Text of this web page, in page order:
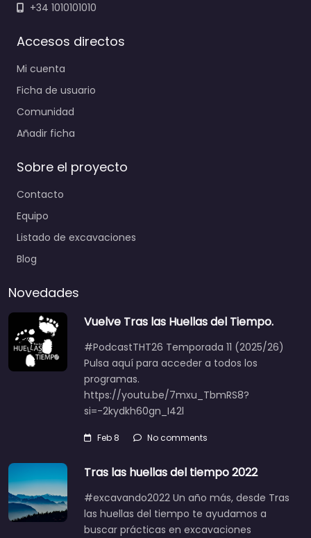
+34 1010101010
Accesos directos
Mi cuenta
Ficha de usuario
Comunidad
Añadir ficha
Sobre el proyecto
Contacto
Equipo
Listado de excavaciones
Blog
Novedades
Vuelve Tras las Huellas del Tiempo.
#PodcastTHT26 Temporada 11 (2025/26)
Pulsa aquí para acceder a todos los
programas.
https://youtu.be/7mxu_TbmRS8?
si=-2kydkh60gn_I42l
Feb 8 No comments
Tras las huellas del tiempo 2022
#excavando2022 Un año más, desde Tras
las huellas del tiempo te ayudamos a
buscar prácticas en excavaciones